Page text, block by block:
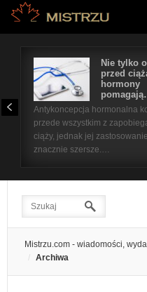
Nie tylko
przed
hormony
Antykoncepcja hormonalna
przede wszystkim z
ciąży, jednak jej
znacznie szersze.…
Mistrzu.com - wiadomości,
Archiwa